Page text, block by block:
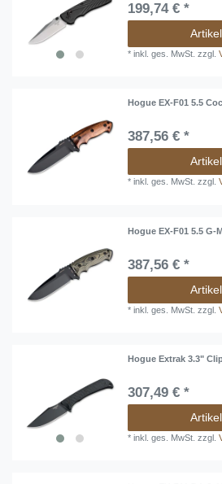
199,74 € *
*inkl. ges. MwSt. zzgl.
Hogue EX-F01 5.5
387,56 € *
*inkl. ges. MwSt. zzgl.
Hogue EX-F01 5.5 G-
387,56 € *
*inkl. ges. MwSt. zzgl.
Hogue Extrak 3.3"
307,49 € *
*inkl. ges. MwSt. zzgl.